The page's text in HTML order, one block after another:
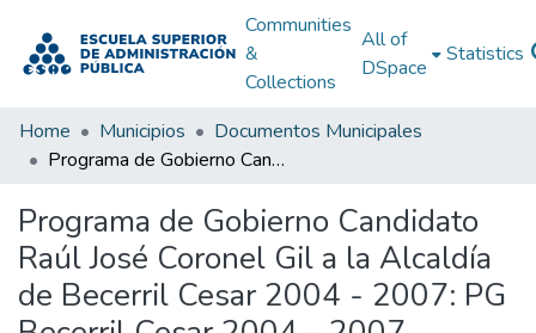
Communities
&
Collections
All of
DSpace
Statistics
Home Municipios
Documentos Municipales
Programa de Gobierno Candidato Raúl José Coronel Gil a la Alcaldía de Becerril Cesar 2004 - 2007: PG Becerril Cesar 2004 - 2007
Programa de Gobierno Candidato
Raúl José Coronel Gil a la Alcaldía
de Becerril Cesar 2004 - 2007: PG